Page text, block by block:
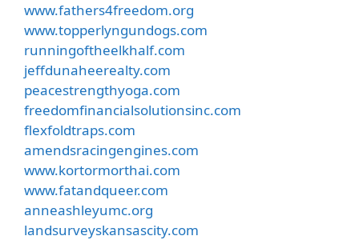
www.fathers4freedom.org
www.topperlyngundogs.com
runningoftheelkhalf.com
jeffdunaheerealty.com
peacestrengthyoga.com
freedomfinancialsolutionsinc.com
flexfoldtraps.com
amendsracingengines.com
www.kortormorthai.com
www.fatandqueer.com
anneashleyumc.org
landsurveyskansascity.com